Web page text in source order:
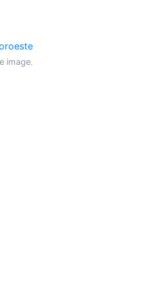
image.